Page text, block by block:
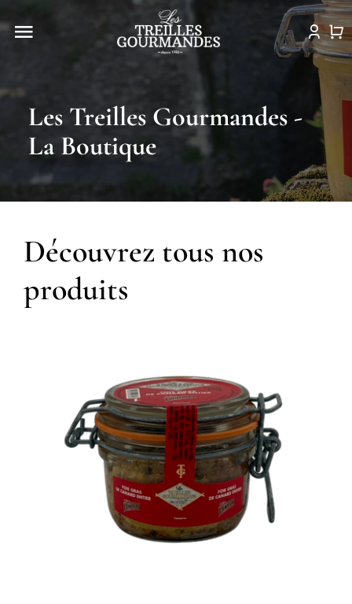
Navigation
bascule
La boutique
Point de vente
Contact
Les Treilles Gourmandes -
La Boutique
Découvrez tous nos
produits